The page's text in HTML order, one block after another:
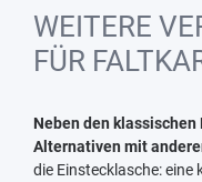
WEITERE
FÜR
Neben den
Alternativen mit
die Einstecklasche: eine